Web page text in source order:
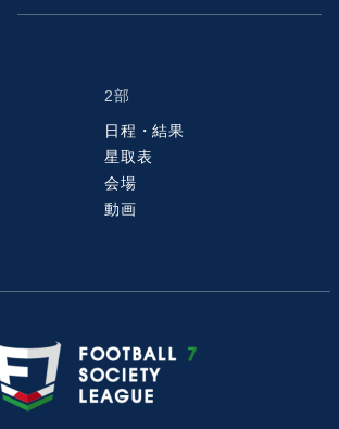
2部
日程・結果
星取表
会場
動画